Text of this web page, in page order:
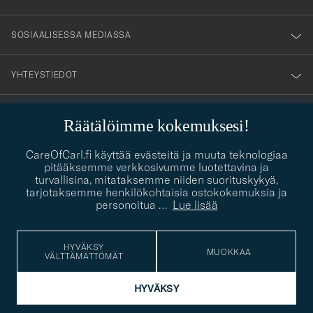
Räätälöimme kokemuksesi!
CareOfCarl.fi käyttää evästeitä ja muuta teknologiaa
pitääksemme verkkosivumme luotettavina ja
turvallisina, mitataksemme niiden suorituskykyä,
tarjotaksemme henkilökohtaisia ostokokemuksia ja
personoitua … Lue lisää
HYVÄKSY
VÄLTTÄMÄTTÖMÄT
MUOKKAA
HYVÄKSY
SOSIAALISESSA MEDIASSA
YHTEYSTIEDOT
contact@careofcarl.com
PUKEUTUMISNEUVONTA
Kaipaatko apua oman tyylisi löytämiseen? Me autamme sinua
mielellämme!
PUKEUTUMISNEUVONTA
© Care of Carl 2026